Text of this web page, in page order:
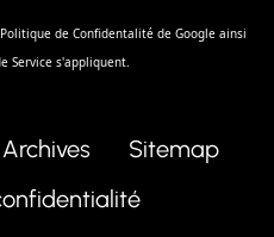
Politique de Confidentalité de Google ainsi
Service s'appliquent.
Archives
Sitemap